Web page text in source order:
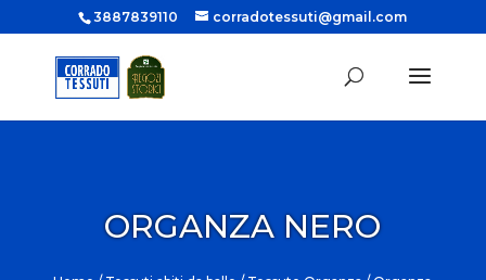
3887839110 corradotessuti@gmail.com
ORGANZA NERO